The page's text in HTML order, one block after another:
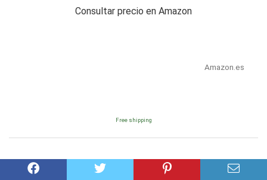
Consultar precio en Amazon
Amazon.es
Free shipping